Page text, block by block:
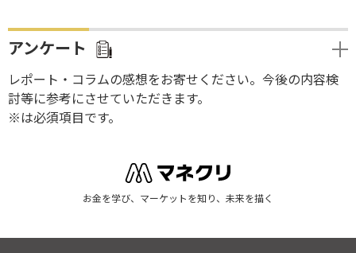
アンケート
レポート・コラムの感想をお寄せください。今後の内容検
討等に参考にさせていただきます。
※は必須項目です。
お金を学び、マーケットを知り、未来を描く